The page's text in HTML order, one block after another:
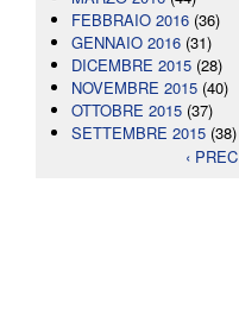
FEBBRAIO 2016 (36)
GENNAIO 2016 (31)
DICEMBRE 2015 (28)
NOVEMBRE 2015 (40)
OTTOBRE 2015 (37)
SETTEMBRE 2015 (38)
‹ PREC